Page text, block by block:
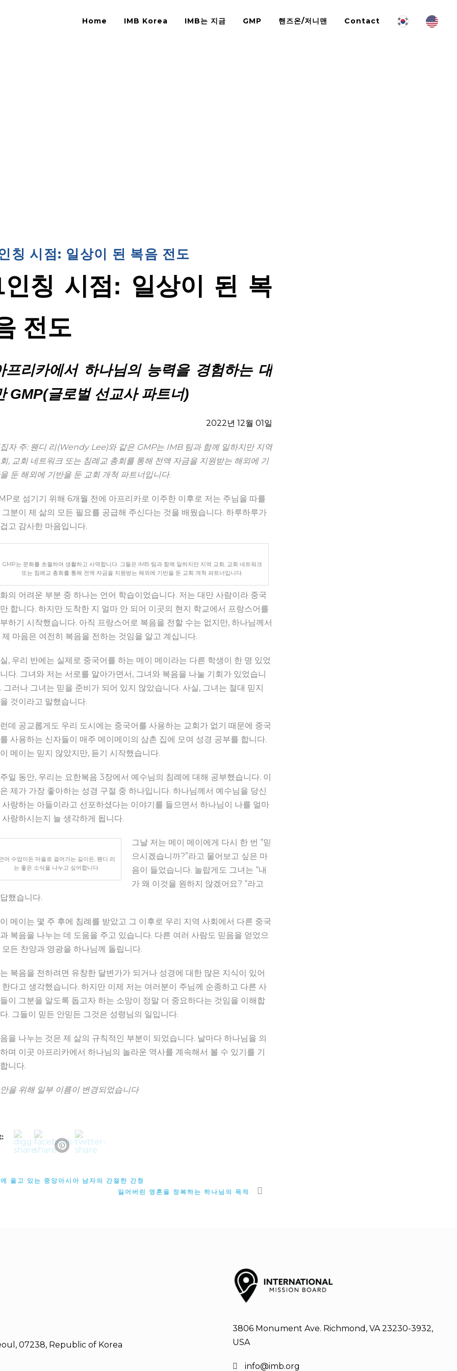
Home IMB Korea IMB는 지금 GMP 핸즈온/저니맨 Contact
칭 시점: 일상이 된 복음 전도
인칭 시점: 일상이 된 복
전도
프리카에서 하나님의 능력을 경험하는 대
GMP(글로벌 선교사 파트너)
2022년 12월 01일
자 주: 웬디 리(Wendy Lee)와 같은 GMP는 IMB 팀과 함께 일하지만 지역
, 교회 네트워크 또는 침례교 총회를 통해 전액 자금을 지원받는 해외에 기
둔 해외에 기반을 둔 교회 개척 파트너입니다.
로 섬기기 위해 6개월 전에 아프리카로 이주한 이후로 저는 주님을 따를
그분이 제 삶의 모든 필요를 공급해 주신다는 것을 배웠습니다. 하루하루가
고 감사한 마음입니다.
GMP는 문화를 초월하여 생활하고 사역합니다. 그들은 IMB 팀과 함께 일하지만 지역 교회, 교회 네트워크
또는 침례교 총회를 통해 전액 자금을 지원받는 해외에 기반을 둔 교회 개척 파트너입니다.
의 어려운 부분 중 하나는 언어 학습이었습니다. 저는 대만 사람이라 중국
합니다. 하지만 도착한 지 얼마 안 되어 이곳의 현지 학교에서 프랑스어를
하기 시작했습니다. 아직 프랑스어로 복음을 전할 수는 없지만, 하나님께서
제 마음은 여전히 복음을 전하는 것임을 알고 계십니다.
, 우리 반에는 실제로 중국어를 하는 메이 메이라는 다른 학생이 한 명 있었
다. 그녀와 저는 서로를 알아가면서, 그녀와 복음을 나눌 기회가 있었습니
그러나 그녀는 믿을 준비가 되어 있지 않았습니다. 사실, 그녀는 절대 믿지
것이라고 말했습니다.
데 공교롭게도 우리 도시에는 중국어를 사용하는 교회가 없기 때문에 중국
사용하는 신자들이 매주 메이메이의 삼촌 집에 모여 성경 공부를 합니다.
메이는 믿지 않았지만, 듣기 시작했습니다.
일 동안, 우리는 요한복음 3장에서 예수님의 침례에 대해 공부했습니다. 이
제가 가장 좋아하는 성경 구절 중 하나입니다. 하나님께서 예수님을 당신
사랑하는 아들이라고 선포하셨다는 이야기를 들으면서 하나님이 나를 얼마
사랑하시는지 늘 생각하게 됩니다.
어 수업이든 마을로 걸어가는 길이든, 웬디 리
는 좋은 소식을 나누고 싶어합니다.
그날 저는 메이 메이에게 다시 한 번 “믿
으시겠습니까?”라고 물어보고 싶은 마
음이 들었습니다. 놀랍게도 그녀는 “내
가 왜 이것을 원하지 않겠어요? “라고
했습니다.
메이는 몇 주 후에 침례를 받았고 그 이후로 우리 지역 사회에서 다른 중국
복음을 나누는 데 도움을 주고 있습니다. 다른 여러 사람도 믿음을 얻었으
모든 찬양과 영광을 하나님께 돌립니다.
복음을 전하려면 유창한 달변가가 되거나 성경에 대한 많은 지식이 있어
한다고 생각했습니다. 하지만 이제 저는 여러분이 주님께 순종하고 다른 사
이 그분을 알도록 돕고자 하는 소망이 정말 더 중요하다는 것임을 이해합
. 그들이 믿든 안믿든 그것은 성령님의 일입니다.
을 나누는 것은 제 삶의 규칙적인 부분이 되었습니다. 날마다 하나님을 의
며 이곳 아프리카에서 하나님의 놀라운 역사를 계속해서 볼 수 있기를 기
니다.
을 위해 일부 이름이 변경되었습니다
울고 있는 중앙아시아 남자의 간절한 간청
잃어버린 영혼을 정복하는 하나님의 목적
07238, Republic of Korea
3806 Monument Ave. Richmond, VA 23230-3932,
USA
info@imb.org